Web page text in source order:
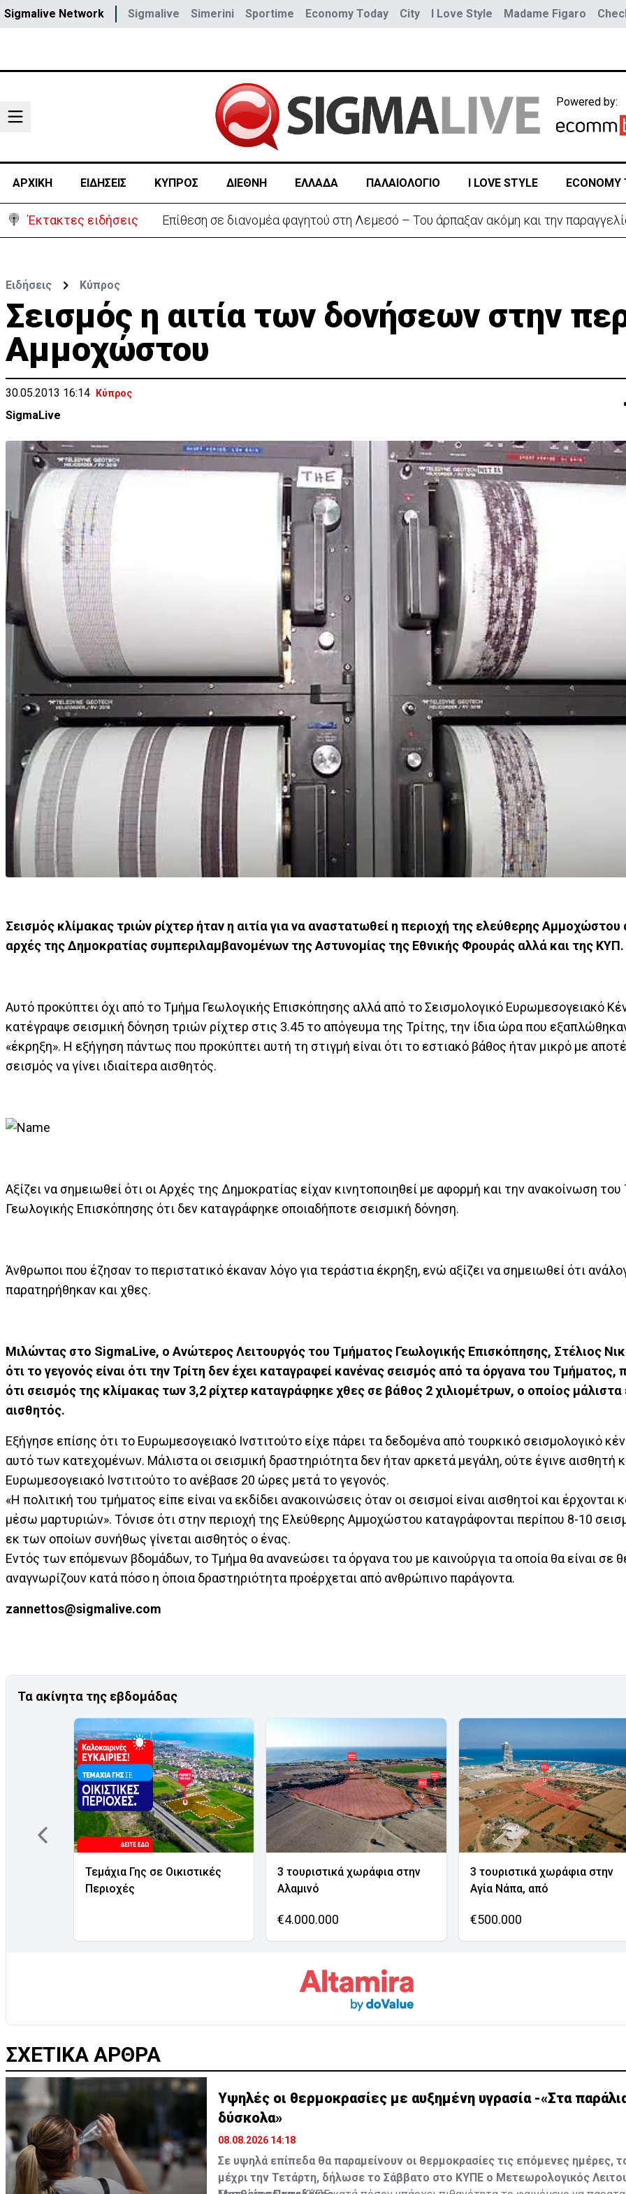
Sigmalive Network Sigmalive Simerini Sportime Economy Today City I Love Style Madame Figaro
Powered by:
ΑΡΧΙΚΗ ΕΙΔΗΣΕΙΣ ΚΥΠΡΟΣ ΔΙΕΘΝΗ ΕΛΛΑΔΑ ΠΑΛΑΙΟΛΟΓΙΟ I LOVE STYLE ECONOMY
Έκτακτες ειδήσεις Ο στρατηγός του Τραμπ «αναζητά διέξοδο» από τον πόλεμο με το Ιράν
Ειδήσεις Κύπρος
Σεισμός η αιτία των δονήσεων στην
Αμμοχώστου
30.05.2013 16:14 Κύπρος
SigmaLive
Σεισμός κλίμακας τριών ρίχτερ ήταν η αιτία για να αναστατωθεί η περιοχή της ελεύθερης Αμμοχώστου
αρχές της Δημοκρατίας συμπεριλαμβανομένων της Αστυνομίας της Εθνικής Φρουράς αλλά και της ΚΥΠ.
Αυτό προκύπτει όχι από το Τμήμα Γεωλογικής Επισκόπησης αλλά από το Σεισμολογικό Ευρωμεσογειακό
κατέγραψε σεισμική δόνηση τριών ρίχτερ στις 3.45 το απόγευμα της Τρίτης, την ίδια ώρα που
«έκρηξη». Η εξήγηση πάντως που προκύπτει αυτή τη στιγμή είναι ότι το εστιακό βάθος ήταν μικρό με
σεισμός να γίνει ιδιαίτερα αισθητός.
Αξίζει να σημειωθεί ότι οι Αρχές της Δημοκρατίας είχαν κινητοποιηθεί με αφορμή και την ανακοίνωση
Γεωλογικής Επισκόπησης ότι δεν καταγράφηκε οποιαδήποτε σεισμική δόνηση.
Άνθρωποι που έζησαν το περιστατικό έκαναν λόγο για τεράστια έκρηξη, ενώ αξίζει να σημειωθεί ότι
παρατηρήθηκαν και χθες.
Μιλώντας στο SigmaLive, ο Ανώτερος Λειτουργός του Τμήματος Γεωλογικής Επισκόπησης, Στέλιος
ότι το γεγονός είναι ότι την Τρίτη δεν έχει καταγραφεί κανένας σεισμός από τα όργανα του Τμήματος,
ότι σεισμός της κλίμακας των 3,2 ρίχτερ καταγράφηκε χθες σε βάθος 2 χιλιομέτρων, ο οποίος μάλιστα
αισθητός.
Εξήγησε επίσης ότι το Ευρωμεσογειακό Ινστιτούτο είχε πάρει τα δεδομένα από τουρκικό σεισμολογικό
αυτό των κατεχομένων. Μάλιστα οι σεισμική δραστηριότητα δεν ήταν αρκετά μεγάλη, ούτε έγινε αισθητή
Ευρωμεσογειακό Ινστιτούτο το ανέβασε 20 ώρες μετά το γεγονός.
«Η πολιτική του τμήματος είπε είναι να εκδίδει ανακοινώσεις όταν οι σεισμοί είναι αισθητοί και έρχονται
μέσω μαρτυριών». Τόνισε ότι στην περιοχή της Ελεύθερης Αμμοχώστου καταγράφονται περίπου 8-10
εκ των οποίων συνήθως γίνεται αισθητός ο ένας.
Εντός των επόμενων βδομάδων, το Τμήμα θα ανανεώσει τα όργανα του με καινούργια τα οποία θα είναι σε
αναγνωρίζουν κατά πόσο η όποια δραστηριότητα προέρχεται από ανθρώπινο παράγοντα.
zannettos@sigmalive.com
Τα ακίνητα της εβδομάδας
Τεμάχια Γης σε Οικιστικές
Περιοχές
3 τουριστικά χωράφια στην
Αλαμινό
€4.000.000
3 τουριστικά χωράφια στην
Αγία Νάπα, από
€500.000
ΣΧΕΤΙΚΑ ΑΡΘΡΑ
Υψηλές οι θερμοκρασίες με αυξημένη υγρασία -«Στα
δύσκολα»
08.08.2026 14:18
Σε υψηλά επίπεδα θα παραμείνουν οι θερμοκρασίες τις επόμενες ημέρες,
μέχρι την Τετάρτη, δήλωσε το Σάββατο στο ΚΥΠΕ ο Μετεωρολογικός